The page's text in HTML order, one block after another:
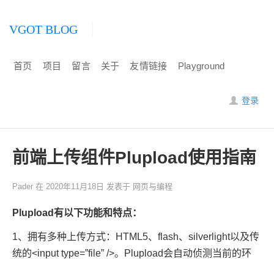
VGOT BLOG
首页 项目 留言 关于 友情链接 Playground
登录
前端上传组件Plupload使用指南
Pader 在 2020年11月18日 发表于 网页与编程
Plupload有以下功能和特点：
1、拥有多种上传方式：HTML5、flash、silverlight以及传
统的<input type=”file” />。Plupload会自动侦测当前的环